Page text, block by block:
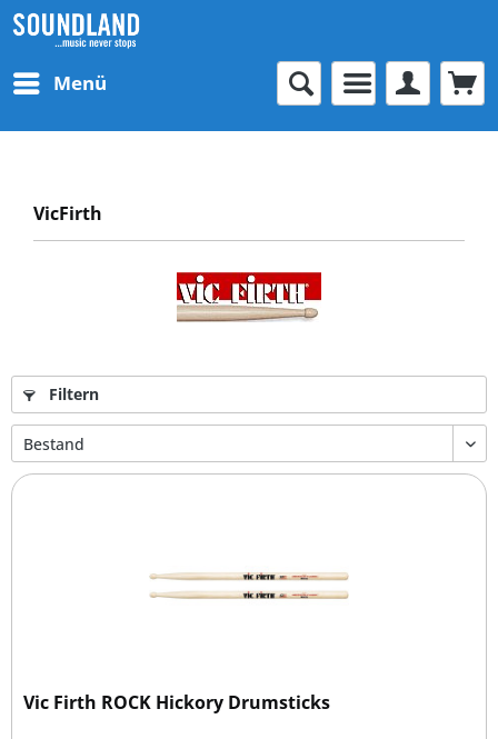
Menü
VicFirth
Filtern
Vic Firth ROCK Hickory Drumsticks